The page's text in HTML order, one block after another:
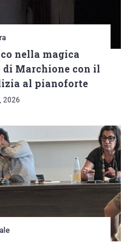
nella magica
di Marchione con il
al pianoforte
2026